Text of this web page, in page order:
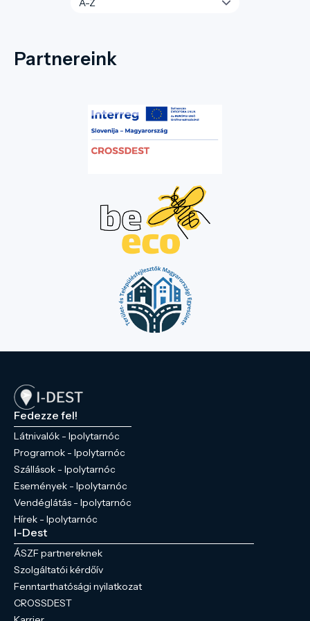
Partnereink
Fedezze fel!
Látnivalók - Ipolytarnóc
Programok - Ipolytarnóc
Szállások - Ipolytarnóc
Események - Ipolytarnóc
Vendéglátás - Ipolytarnóc
Hírek - Ipolytarnóc
I-Dest
ÁSZF partnereknek
Szolgáltatói kérdőív
Fenntarthatósági nyilatkozat
CROSSDEST